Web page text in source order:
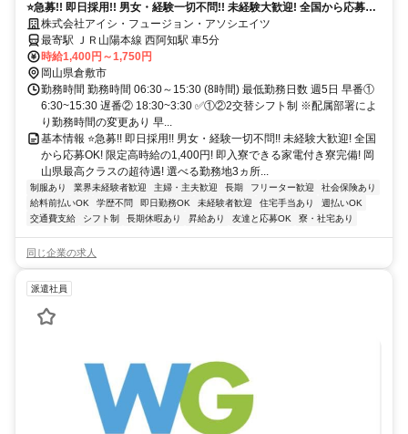
⭐急募!! 即日採用!! 男女・経験一切不問!! 未経験大歓迎! 全国から応募
OK! 限定高時給の1,400円! 即入寮できる家電付き寮完備!
株式会社アイシ・フュージョン・アソシエイツ
最寄駅 ＪＲ山陽本線 西阿知駅 車5分
時給1,400円～1,750円
岡山県倉敷市
勤務時間 勤務時間 06:30～15:30 (8時間) 最低勤務日数 週5日 早番①
6:30~15:30 遅番② 18:30~3:30 ✅①②2交替シフト制 ※配属部署によ
り勤務時間の変更あり 早...
基本情報 ⭐急募!! 即日採用!! 男女・経験一切不問!! 未経験大歓迎! 全国
から応募OK! 限定高時給の1,400円! 即入寮できる家電付き寮完備! 岡
山県最高クラスの超待遇! 選べる勤務地3ヵ所...
制服あり 業界未経験者歓迎 主婦・主夫歓迎 長期 フリーター歓迎
社会保険あり
給料前払いOK
学歴不問 即日勤務OK 未経験者歓迎 住宅手当あり
週払いOK
交通費支給
シフト制 長期休暇あり 昇給あり 友達と応募OK 寮・社宅あり
同じ企業の求人
派遣社員